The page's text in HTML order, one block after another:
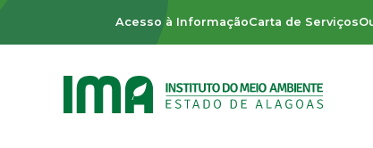
Acesso à InformaçãoCarta de Serviços